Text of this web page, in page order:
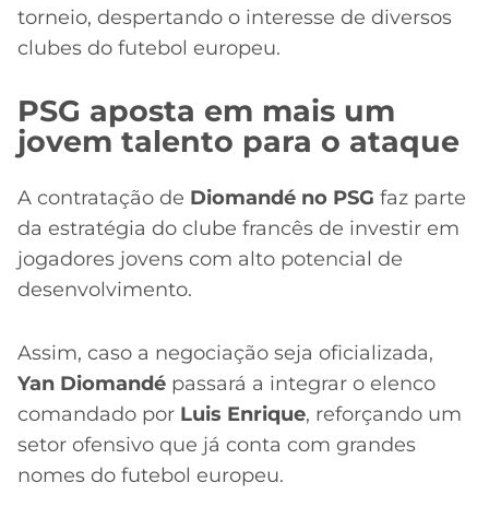
torneio, despertando o interesse de diversos
clubes do futebol europeu.
PSG aposta em mais um
jovem talento para o ataque
A contratação de Diomandé no PSG faz parte
da estratégia do clube francês de investir em
jogadores jovens com alto potencial de
desenvolvimento.
Assim, caso a negociação seja oficializada,
Yan Diomandé passará a integrar o elenco
comandado por Luis Enrique, reforçando um
setor ofensivo que já conta com grandes
nomes do futebol europeu.